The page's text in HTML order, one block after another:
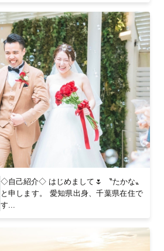
◇自己紹介◇ はじめまして🌷 〝たかな〟
と申します。 愛知県出身、千葉県在住で
す...